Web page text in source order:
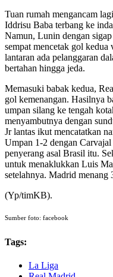
Tuan rumah mengancam
Iddrisu Baba terbang ke
Namun, Lunin dengan
sempat mencetak gol
lantaran ada pelanggaran
bertahan hingga jeda.
Memasuki babak kedua,
gol kemenangan. Hasilnya
umpan silang ke tengah
menyambutnya dengan
Jr lantas ikut mencatatkan
Umpan 1-2 dengan
penyerang asal Brasil itu.
untuk menaklukkan Luis
setelahnya. Madrid menang
(Yp/timKB).
Sumber foto: facebook
Tags:
La Liga